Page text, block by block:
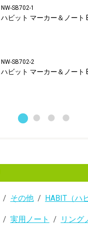
NW-SB702-1
ハビット マーカー＆ノート
NW-SB702-2
ハビット マーカー＆ノート
その他 HABIT（ハ
実用ノート リング